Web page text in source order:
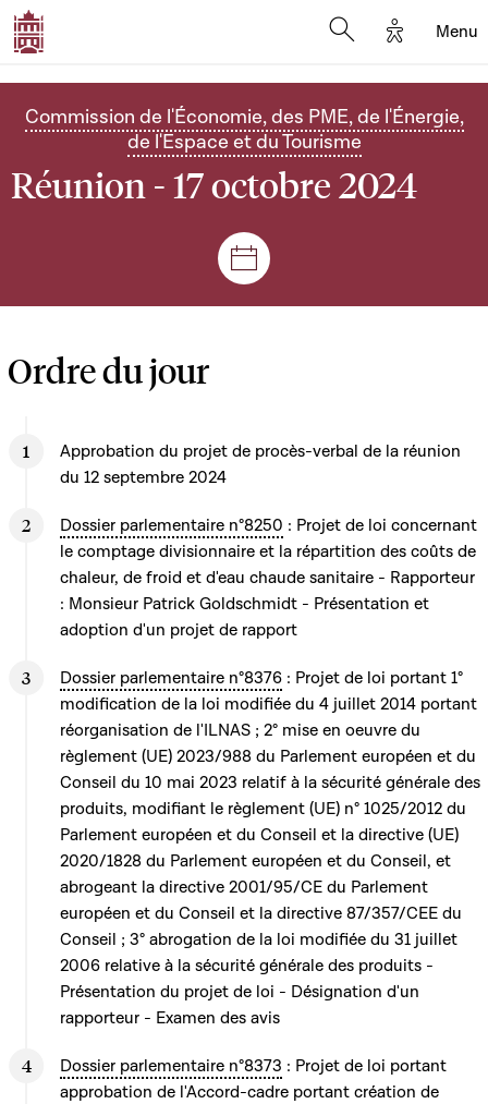
Options
Menu
Commission de l'Économie, des PME, de l'Énergie,
de l'Espace et du Tourisme
Réunion - 17 octobre 2024
Séances et réunions
Ordre du jour
Approbation du projet de procès-verbal de la réunion
du 12 septembre 2024
Dossier parlementaire n°8250 : Projet de loi concernant
le comptage divisionnaire et la répartition des coûts de
chaleur, de froid et d'eau chaude sanitaire - Rapporteur
: Monsieur Patrick Goldschmidt - Présentation et
adoption d'un projet de rapport
Dossier parlementaire n°8376 : Projet de loi portant 1°
modification de la loi modifiée du 4 juillet 2014 portant
réorganisation de l'ILNAS ; 2° mise en oeuvre du
règlement (UE) 2023/988 du Parlement européen et du
Conseil du 10 mai 2023 relatif à la sécurité générale des
produits, modifiant le règlement (UE) n° 1025/2012 du
Parlement européen et du Conseil et la directive (UE)
2020/1828 du Parlement européen et du Conseil, et
abrogeant la directive 2001/95/CE du Parlement
européen et du Conseil et la directive 87/357/CEE du
Conseil ; 3° abrogation de la loi modifiée du 31 juillet
2006 relative à la sécurité générale des produits -
Présentation du projet de loi - Désignation d'un
rapporteur - Examen des avis
Dossier parlementaire n°8373 : Projet de loi portant
approbation de l'Accord-cadre portant création de